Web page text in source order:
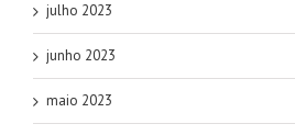
julho 2023
junho 2023
maio 2023